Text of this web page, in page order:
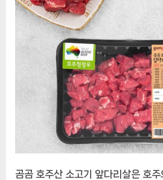
곰곰 호주산 소고기 앞다리살은 호